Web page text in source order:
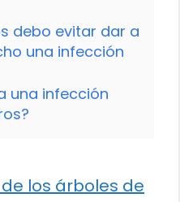
debo evitar dar a
una infección
una infección
los árboles de